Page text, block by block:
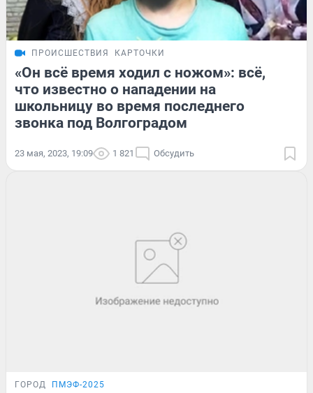
ПРОИСШЕСТВИЯ КАРТОЧКИ
«Он всё время ходил с ножом»: всё,
что известно о нападении на
школьницу во время последнего
звонка под Волгоградом
23 мая, 2023, 19:09 1 821 Обсудить
ГОРОД ПМЭФ-2025